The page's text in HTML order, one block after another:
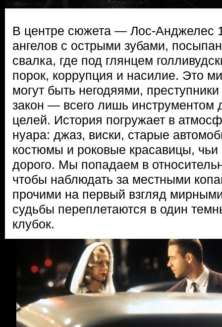
В центре сюжета — Лос-Анджелес
ангелов с острыми зубами,
свалка, где под глянцем
порок, коррупция и насилие. Это
могут быть негодяями,
закон — всего лишь инструментом
целей. История погружает в
нуара: джаз, виски, старые
костюмы и роковые красавицы, чьи
дорого. Мы попадаем в
чтобы наблюдать за местными
прочими на первый взгляд
судьбы переплетаются в один
клубок.